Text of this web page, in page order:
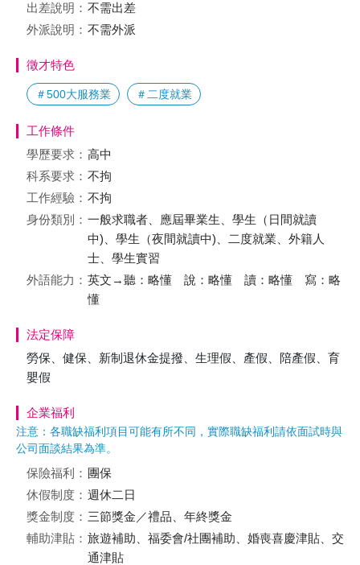
出差說明： 不需出差
外派說明： 不需外派
徵才特色
＃500大服務業 ＃二度就業
工作條件
學歷要求： 高中
科系要求： 不拘
工作經驗： 不拘
身份類別： 一般求職者、應屆畢業生、學生（日間就讀
中)、學生（夜間就讀中)、二度就業、外籍人
士、學生實習
外語能力： 英文→聽：略懂 說：略懂 讀：略懂 寫：略
懂
法定保障
勞保、健保、新制退休金提撥、生理假、產假、陪產假、育
嬰假
企業福利
注意：各職缺福利項目可能有所不同，實際職缺福利請依面試時與
公司面談結果為準。
保險福利： 團保
休假制度： 週休二日
獎金制度： 三節獎金／禮品、年終獎金
輔助津貼： 旅遊補助、福委會/社團補助、婚喪喜慶津貼、交
通津貼